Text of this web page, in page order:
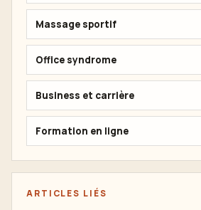
Massage sportif
Office syndrome
Business et carrière
Formation en ligne
ARTICLES LIÉS